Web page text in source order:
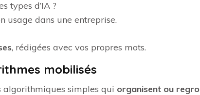
types d’IA ?
usage dans une entreprise.
, rédigées avec vos propres mots.
mobilisés
algorithmiques simples qui organisent ou